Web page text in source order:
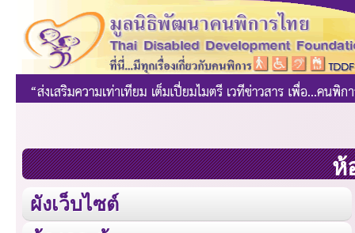
ห้
ผังเว็บไซต์